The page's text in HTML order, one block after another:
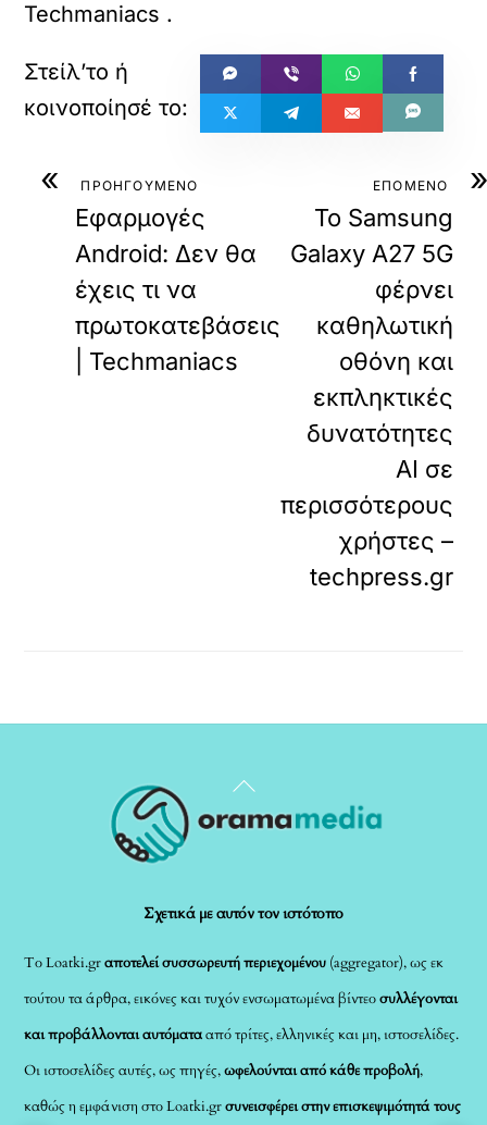
Techmaniacs .
« ΠΡΟΗΓΟΥΜΕΝΟ
Εφαρμογές
Android: Δεν θα
έχεις τι να
πρωτοκατεβάσεις
| Techmaniacs
ΕΠΟΜΕΝΟ
Το Samsung
Galaxy A27 5G
φέρνει
καθηλωτική
οθόνη και
εκπληκτικές
δυνατότητες
AI σε
περισσότερους
χρήστες –
techpress.gr
Back
To
Σχετικά με αυτόν τον ιστότοπο
Το Loatki.grαποτελεί συσσωρευτή περιεχομένου (aggregator), ως εκ
τούτου τα άρθρα, εικόνες και τυχόν ενσωματωμένα βίντεοσυλλέγονται
και προβάλλονται αυτόματααπό τρίτες, ελληνικές και μη, ιστοσελίδες.
Οι ιστοσελίδες αυτές, ως πηγές,ωφελούνται από κάθε προβολή,
καθώς η εμφάνιση στο Loatki.grσυνεισφέρει στην επισκεψιμότητά τους